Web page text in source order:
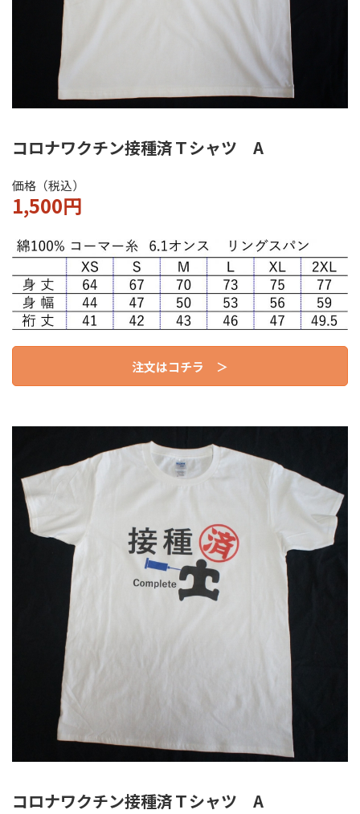
コロナワクチン接種済Ｔシャツ A
価格（税込）
1,500円
注文はコチラ ＞
コロナワクチン接種済Ｔシャツ A